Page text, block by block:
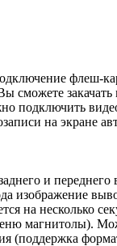
флеш-
сможете
подключить
на экране
и переднего
изображение
на несколько
магнитолы).
(поддержка